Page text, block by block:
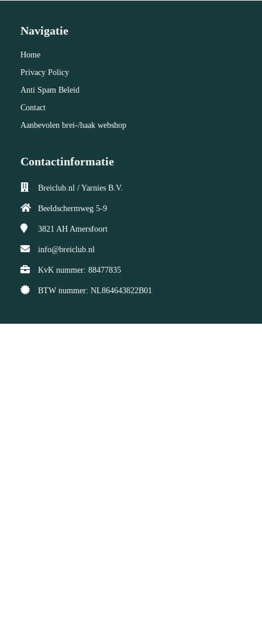
Navigatie
Home
Privacy Policy
Anti Spam Beleid
Contact
Aanbevolen brei-/haak webshop
Contactinformatie
Breiclub.nl / Yarnies B.V.
Beeldschermweg 5-9
3821 AH Amersfoort
info@breiclub.nl
KvK nummer: 88477835
BTW nummer: NL864643822B01